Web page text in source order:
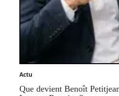
Actu
Que devient Benoît